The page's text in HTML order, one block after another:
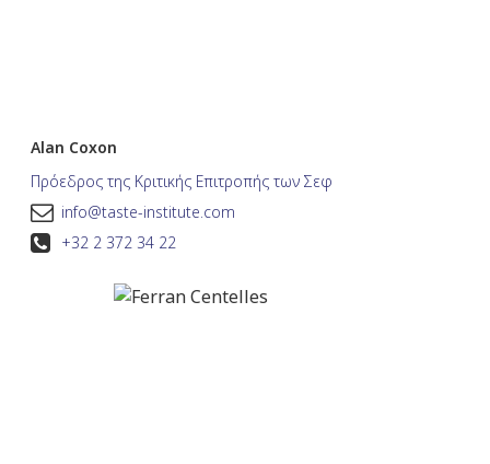
Alan Coxon
Πρόεδρος της Κριτικής Επιτροπής των Σεφ
info@taste-institute.com
+32 2 372 34 22